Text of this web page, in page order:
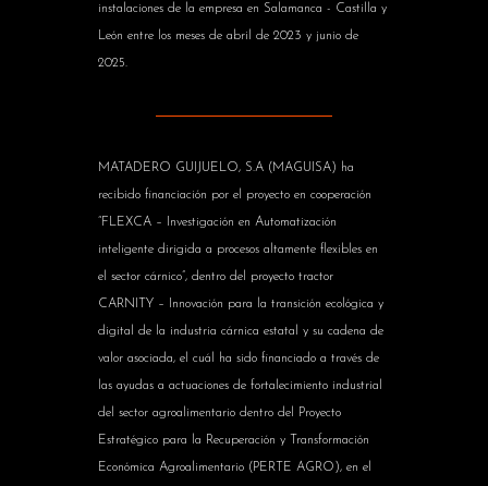
instalaciones de la empresa en Salamanca - Castilla y
León entre los meses de abril de 2023 y junio de
2025.
MATADERO GUIJUELO, S.A (MAGUISA) ha
recibido financiación por el proyecto en cooperación
“FLEXCA – Investigación en Automatización
inteligente dirigida a procesos altamente flexibles en
el sector cárnico”, dentro del proyecto tractor
CARNITY – Innovación para la transición ecológica y
digital de la industria cárnica estatal y su cadena de
valor asociada, el cuál ha sido financiado a través de
las ayudas a actuaciones de fortalecimiento industrial
del sector agroalimentario dentro del Proyecto
Estratégico para la Recuperación y Transformación
Económica Agroalimentario (PERTE AGRO), en el